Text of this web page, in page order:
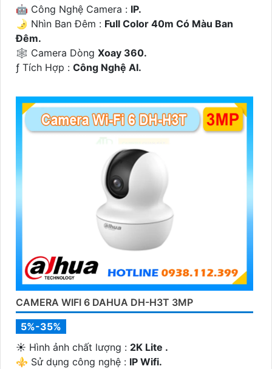
🤖️ Công Nghệ Camera : IP.
🌛 Nhìn Ban Đêm : Full Color 40m Có Màu Ban
Ðêm.
🕸️ Camera Dòng Xoay 360.
️ƒ Tích Hợp : Công Nghệ AI.
CAMERA WIFI 6 DAHUA DH-H3T 3MP
5%-35%
☀️ Hình ảnh chất lượng : 2K Lite .
⚜️ Sử dụng công nghệ : IP Wifi.